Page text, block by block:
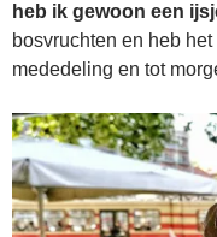
heb ik gewoon een
bosvruchten en heb
mededeling en tot